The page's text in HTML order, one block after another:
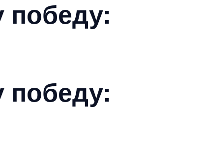
победу:
победу: